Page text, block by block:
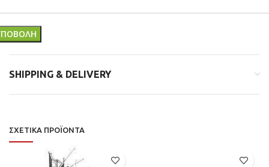
SHIPPING & DELIVERY
ΣΧΕΤΙΚΆ ΠΡΟΪΌΝΤΑ